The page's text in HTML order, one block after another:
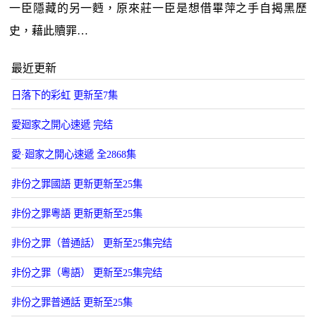
一臣隱藏的另一麪，原來莊一臣是想借畢萍之手自揭黑歷
史，藉此贖罪…
最近更新
日落下的彩虹 更新至7集
愛廻家之開心速遞 完结
愛·廻家之開心速遞 全2868集
非份之罪國語 更新更新至25集
非份之罪粵語 更新更新至25集
非份之罪（普通話） 更新至25集完结
非份之罪（粵語） 更新至25集完结
非份之罪普通話 更新至25集